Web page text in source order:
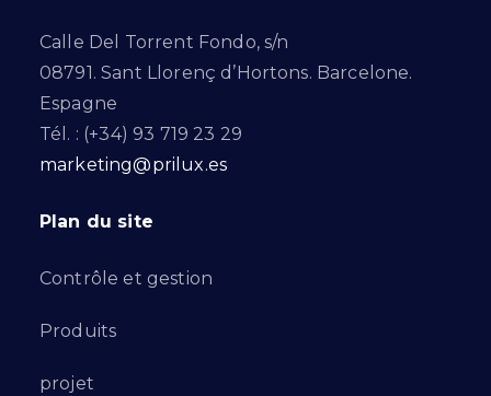
Calle Del Torrent Fondo, s/n
08791. Sant Llorenç d’Hortons. Barcelone.
Espagne
Tél. : (+34) 93 719 23 29
marketing@prilux.es
Plan du site
Contrôle et gestion
Produits
projet